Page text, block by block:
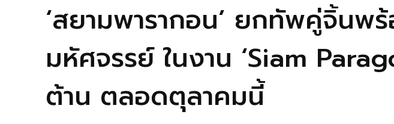
‘สยามพารากอน’ ยกทัพคู่จิ้น
มหัศจรรย์ ในงาน ‘Siam
ต้าน ตลอดตุลาคมนี้